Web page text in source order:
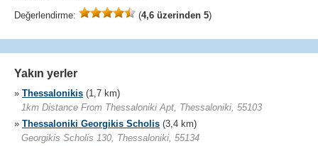
Değerlendirme: (4,6 üzerinden 5)
Yakın yerler
» Thessalonikis (1,7 km)
1km Distance From Thessaloniki Apt, Thessaloniki, 55103
» Thessaloniki Georgikis Scholis (3,4 km)
Georgikis Scholis 130, Thessaloniki, 55134